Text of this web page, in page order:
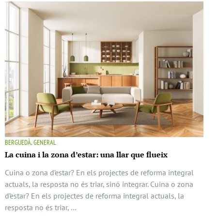
BERGUEDÀ, GENERAL
La cuina i la zona d’estar: una llar que flueix
Cuina o zona d’estar? En els projectes de reforma integral
actuals, la resposta no és triar, sinó integrar. Cuina o zona
d’estar? En els projectes de reforma integral actuals, la
resposta no és triar, …